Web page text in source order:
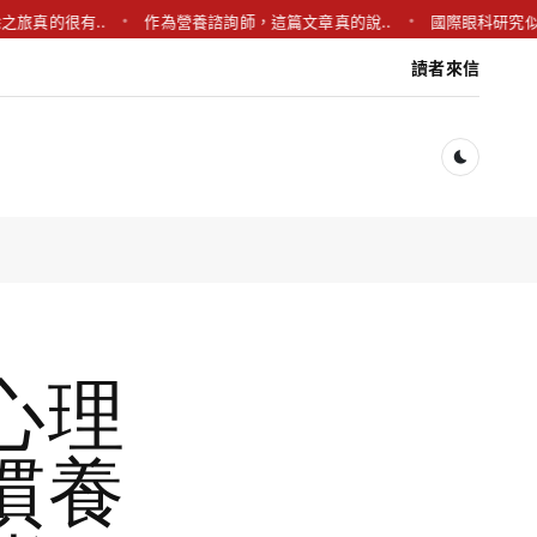
很有.. 作為營養諮詢師，這篇文章真的說.. 國際眼科研究似乎對
讀者來信
理
養